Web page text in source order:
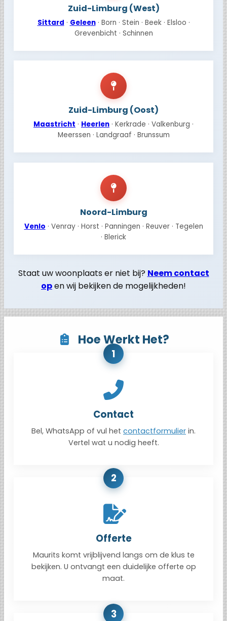
Zuid-Limburg (West)
Sittard · Geleen· Born · Stein · Beek · Elsloo ·
Grevenbicht · Schinnen
Zuid-Limburg (Oost)
Maastricht · Heerlen · Kerkrade · Valkenburg ·
Meerssen · Landgraaf · Brunssum
Noord-Limburg
Venlo · Venray · Horst · Panningen · Reuver · Tegelen
· Blerick
Staat uw woonplaats er niet bij? Neem contact
open wij bekijken de mogelijkheden!
Hoe Werkt Het?
1
Contact
Bel, WhatsApp of vul het contactformulier in.
Vertel wat u nodig heeft.
2
Offerte
Maurits komt vrijblijvend langs om de klus te
bekijken. U ontvangt een duidelijke offerte op
maat.
3